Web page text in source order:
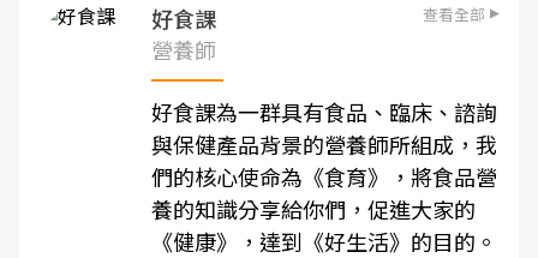
好食課 查看全部
營養師
好食課為一群具有食品、臨床、諮詢
與保健產品背景的營養師所組成，我
們的核心使命為《食育》，將食品營
養的知識分享給你們，促進大家的
《健康》，達到《好生活》的目的。